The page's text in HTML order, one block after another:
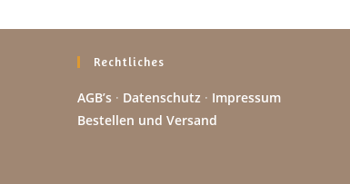
Rechtliches
AGB’s· Datenschutz· Impressum
Bestellen und Versand